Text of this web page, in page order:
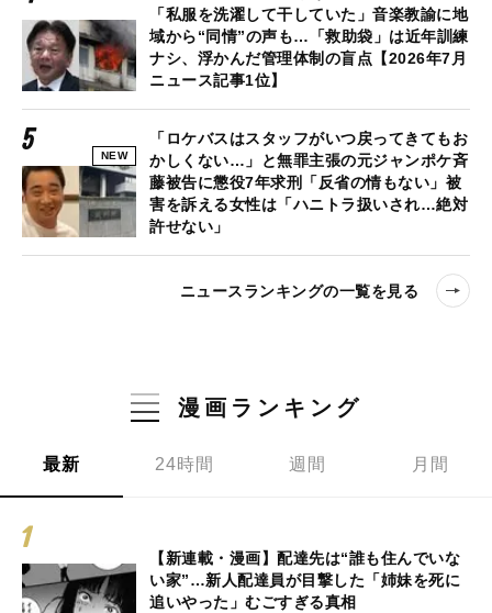
「私服を洗濯して干していた」音楽教諭に地
域から“同情”の声も…「救助袋」は近年訓練
ナシ、浮かんだ管理体制の盲点【2026年7月
ニュース記事1位】
NEW
「ロケバスはスタッフがいつ戻ってきてもお
かしくない…」と無罪主張の元ジャンポケ斉
藤被告に懲役7年求刑「反省の情もない」被
害を訴える女性は「ハニトラ扱いされ…絶対
許せない」
ニュースランキングの一覧を見る
漫画ランキング
最新 24時間 週間 月間
【新連載・漫画】配達先は“誰も住んでいな
い家”…新人配達員が目撃した「姉妹を死に
追いやった」むごすぎる真相